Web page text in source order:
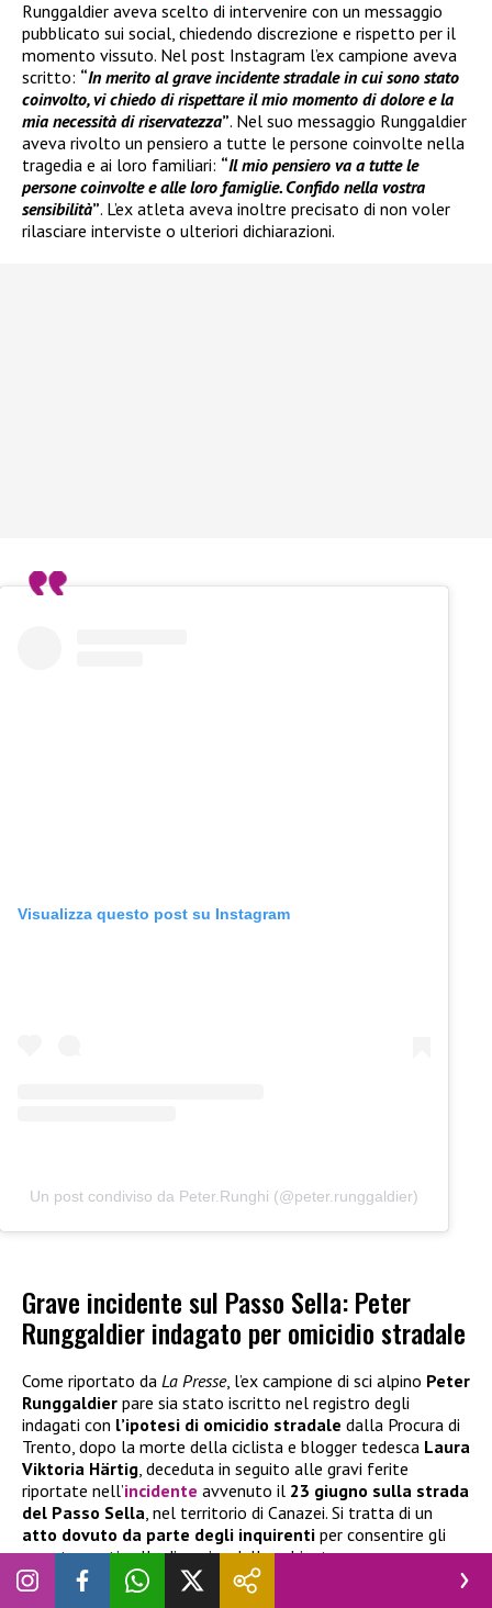
Runggaldier aveva scelto di intervenire con un messaggio
pubblicato sui social, chiedendo discrezione e rispetto per il
momento vissuto. Nel post Instagram l’ex campione aveva
scritto: “In merito al grave incidente stradale in cui sono stato
coinvolto, vi chiedo di rispettare il mio momento di dolore e la
mia necessità di riservatezza”. Nel suo messaggio Runggaldier
aveva rivolto un pensiero a tutte le persone coinvolte nella
tragedia e ai loro familiari: “Il mio pensiero va a tutte le
persone coinvolte e alle loro famiglie. Confido nella vostra
sensibilità”. L’ex atleta aveva inoltre precisato di non voler
rilasciare interviste o ulteriori dichiarazioni.
Visualizza questo post su Instagram
Un post condiviso da Peter.Runghi (@peter.runggaldier)
Grave incidente sul Passo Sella: Peter
Runggaldier indagato per omicidio stradale
Come riportato da La Presse, l’ex campione di sci alpino Peter
Runggaldier pare sia stato iscritto nel registro degli
indagati con l’ipotesi di omicidio stradale dalla Procura di
Trento, dopo la morte della ciclista e blogger tedesca Laura
Viktoria Härtig, deceduta in seguito alle gravi ferite
riportate nell’incidente avvenuto il 23 giugno sulla strada
del Passo Sella, nel territorio di Canazei. Si tratta di un
atto dovuto da parte degli inquirenti per consentire gli
accertamenti sulla dinamica dello schianto.
Runggaldier, 57 anni, originario di Bressanone, era alla guida